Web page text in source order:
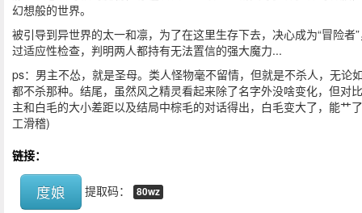
幻想般的世界。
被引导到异世界的太一和凛，为了在这里生存下去，决心成为“冒险者
过适应性检查，判明两人都持有无法置信的强大魔力...
ps：男主不怂，就是圣母。类人怪物毫不留情，但就是不杀人，无论
都不杀那种。结尾，虽然风之精灵看起来除了名字外没啥变化，但对
主和白毛的大小差距以及结局中棕毛的对话得出，白毛变大了，能艹
工滑稽)
链接：
度娘 提取码： 80wz